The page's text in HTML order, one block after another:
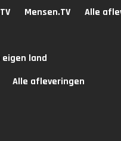
Mensen.TV Alle
land
Alle afleveringen